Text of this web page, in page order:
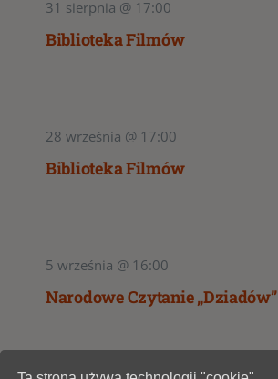
31 sierpnia @ 17:00
Biblioteka Filmów
28 września @ 17:00
Biblioteka Filmów
5 września @ 16:00
Narodowe Czytanie „Dziadów”